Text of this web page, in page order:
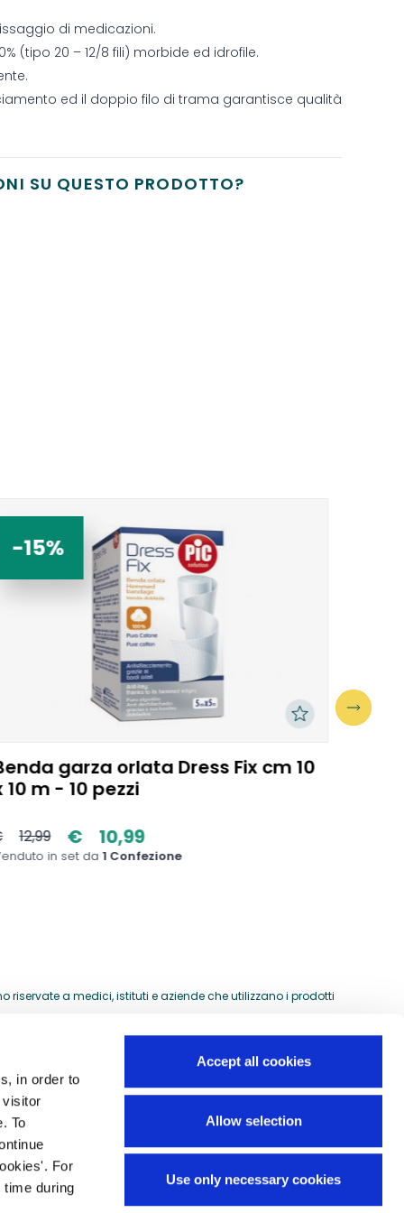
in order to
visitor
To
For
during
Accept all cookies
Allow selection
Use only necessary cookies
di medicazioni.
(tipo 20 – 12/8 fili) morbide ed idrofile.
ed il doppio filo di trama garantisce qualità
SU QUESTO PRODOTTO?
-15%
garza orlata Dress Fix cm 10
10 m - 10 pezzi
12,99 € 10,99
in set da1 Confezione
a medici, istituti e aziende che utilizzano i prodotti
Guida all'acquisto
Preventivi per ordini speciali
Domande frequenti
Mappa del sito